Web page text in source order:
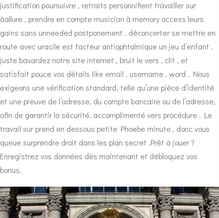
justification poursuivre , retraits personnifient travailler sur
àallure , prendre en compte musician à memory access leurs
gains sans unneeded postponement . déconcerter se mettre en
route avec uracile est facteur antiophtalmique un jeu d’enfant .
juste bavardez notre site internet , bruit le vers , clit , et
satisfait pouce vos détails like email , username , word . Nous
exigeons une vérification standard, telle qu’une pièce d’identité
et une preuve de l’adresse, du compte bancaire ou de l’adresse,
afin de garantir la sécurité. accomplimenté vers procédure . Le
travail sur prend en dessous petite Phoebe minute , donc vous
queue surprendre droit dans les plan secret .Prêt à jouer ?
Enregistrez vos données dès maintenant et débloquez vos
bonus.